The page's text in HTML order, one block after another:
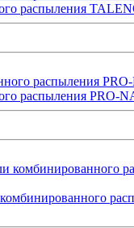
распыления
распыления PRO-